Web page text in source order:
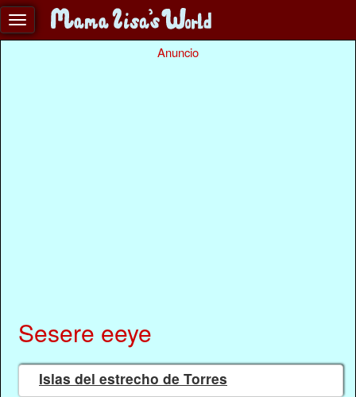
Anuncio
Sesere eeye
Islas del estrecho de Torres